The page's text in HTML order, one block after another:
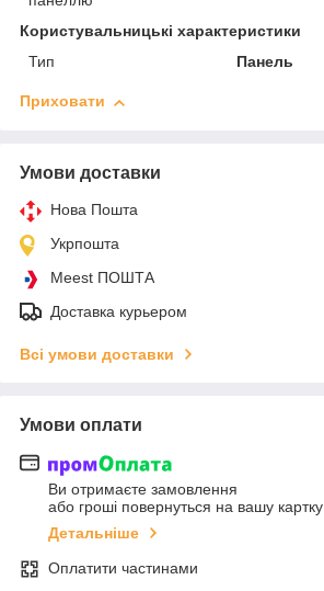
Користувальницькі характеристики
Тип
Панель
Приховати
Умови доставки
Нова Пошта
Укрпошта
Meest ПОШТА
Доставка курьером
Всі умови доставки
Умови оплати
Ви отримаєте замовлення
або гроші повернуться на вашу картку
Детальніше
Оплатити частинами